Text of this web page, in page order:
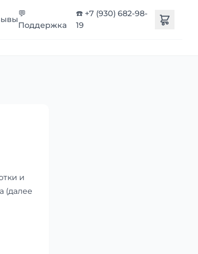
💬
Поддержка
☎️ +7 (930) 682-98-
19
и
(далее